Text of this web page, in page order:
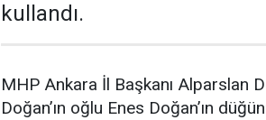
kullandı.
MHP Ankara İl Başkanı Alparslan
Doğan’ın oğlu Enes Doğan’ın